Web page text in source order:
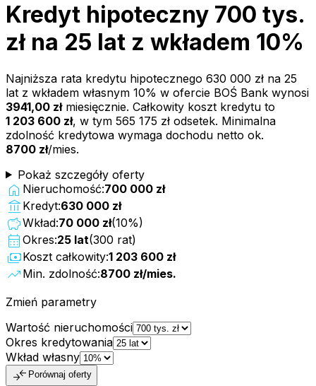
Kredyt hipoteczny 700 tys.
zł na 25 lat z wkładem 10%
Najniższa rata kredytu hipotecznego 630 000 zł na 25
lat z wkładem własnym 10% w ofercie BOŚ Bank wynosi
3941,00 złmiesięcznie. Całkowity koszt kredytu to
1 203 600 zł, w tym 565 175 zł odsetek. Minimalna
zdolność kredytowa wymaga dochodu netto ok.
8700 zł/mies.
Pokaż szczegóły oferty
home Nieruchomość:700 000 zł
account_balance Kredyt:630 000 zł
savingsWkład:70 000 zł(10%)
calendar_month Okres:25 lat(300 rat)
paymentsKoszt całkowity:1 203 600 zł
trending_up Min. zdolność:8700 zł/mies.
Zmień parametry
Wartość nieruchomości
Okres kredytowania
Wkład własny
compare_arrows Porównaj oferty